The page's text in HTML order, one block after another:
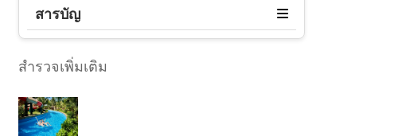
สารบัญ
สำรวจเพิ่มเติม